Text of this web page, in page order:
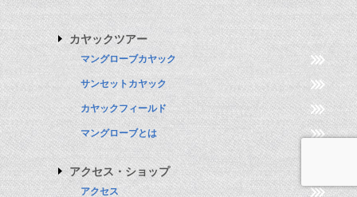
カヤックツアー
マングローブカヤック
サンセットカヤック
カヤックフィールド
マングローブとは
アクセス・ショップ
アクセス